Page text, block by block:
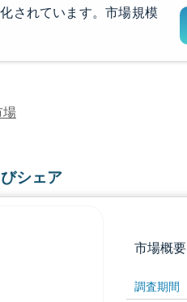
されています。市場規模
場
シェア
市場概要
調査期間